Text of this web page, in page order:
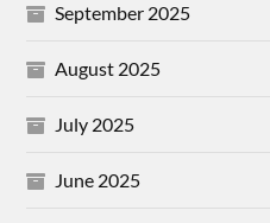
September 2025
August 2025
July 2025
June 2025